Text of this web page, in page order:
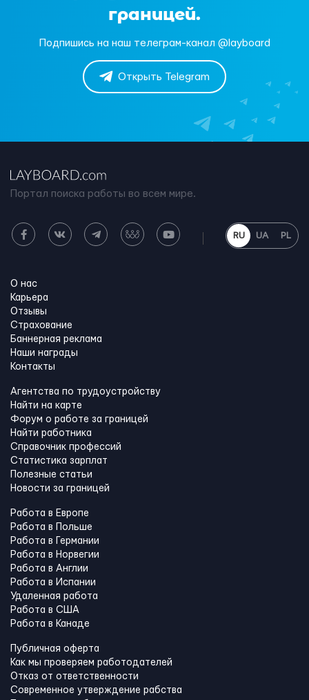
границей.
Подпишись на наш телеграм-канал @layboard
Открыть Telegram
Портал поиска работы во всем мире.
RU UA PL
О нас
Карьера
Отзывы
Страхование
Баннерная реклама
Наши награды
Контакты
Агентства по трудоустройству
Найти на карте
Форум о работе за границей
Найти работника
Справочник профессий
Статистика зарплат
Полезные статьи
Новости за границей
Работа в Европе
Работа в Польше
Работа в Германии
Работа в Норвегии
Работа в Англии
Работа в Испании
Удаленная работа
Работа в США
Работа в Канадe
Публичная оферта
Как мы проверяем работодателей
Отказ от ответственности
Современное утверждение рабства